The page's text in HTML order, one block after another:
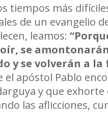
tiempos más
de un evangelio
leamos: “
se
y se volverán a la
el apóstol Pablo
y que
las aflicciones,